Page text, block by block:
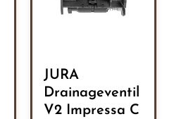
JURA
Drainageventil
V2 Impressa C